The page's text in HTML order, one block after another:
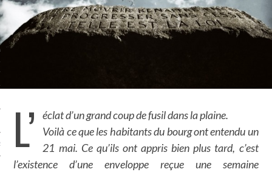
BONHEUR
GUERRE
L’
éclat d’un grand coup de fusil dans la plaine.
Voilà ce que les habitants du bourg ont entendu un
21 mai. Ce qu’ils ont appris bien plus tard, c’est
l’existence d’une enveloppe reçue une semaine